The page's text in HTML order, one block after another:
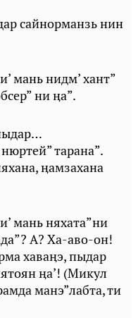
сайнорманзь нин
мань нидм’ хант”
ни ӊа”.
тарана”.
ӊамзахана
мань няхата”ни
А? Ха-аво-он!
хаваӊэ, пыдар
ӊа’! (Микул
манэ”лабта, ти